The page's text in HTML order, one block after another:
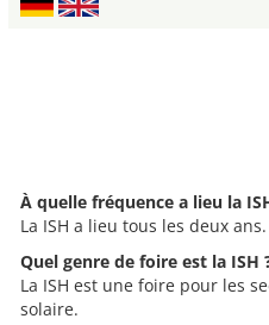
À quelle fréquence a lieu la
La ISH a lieu tous les deux ans.
Quel genre de foire est la ISH
La ISH est une foire pour les
solaire.